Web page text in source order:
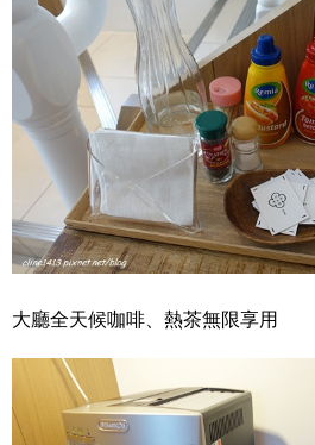
大廳全天候咖啡、熱茶無限享用